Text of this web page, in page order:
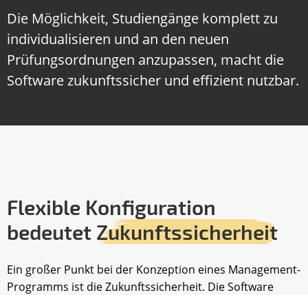
Die Möglichkeit, Studiengänge komplett zu
individualisieren und an den neuen
Prüfungsordnungen anzupassen, macht die
Software zukunftssicher und effizient nutzbar.
Flexible Konfiguration
bedeutetZukunftssicherheit
Ein großer Punkt bei der Konzeption eines Management-
Programms ist die Zukunftssicherheit. Die Software